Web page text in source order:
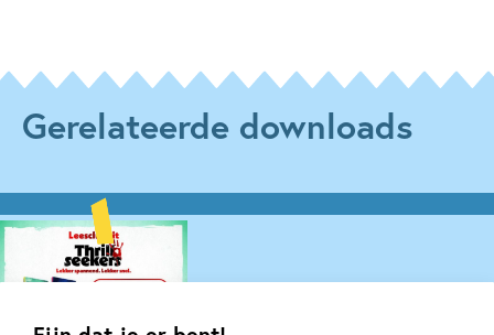
Gerelateerde downloads